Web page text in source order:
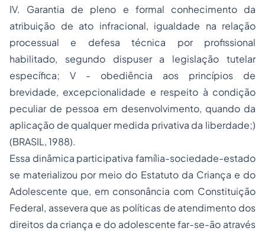
IV. Garantia de pleno e formal conhecimento da
atribuição de ato infracional, igualdade na relação
processual e defesa técnica por profissional
habilitado, segundo dispuser a legislação tutelar
específica; V - obediência aos princípios de
brevidade, excepcionalidade e respeito à condição
peculiar de pessoa em desenvolvimento, quando da
aplicação de qualquer medida privativa da liberdade;)
(BRASIL, 1988).
Essa dinâmica participativa família-sociedade-estado
se materializou por meio do Estatuto da Criança e do
Adolescente que, em consonância com Constituição
Federal, assevera que as políticas de atendimento dos
direitos da criança e do adolescente far-se-ão através